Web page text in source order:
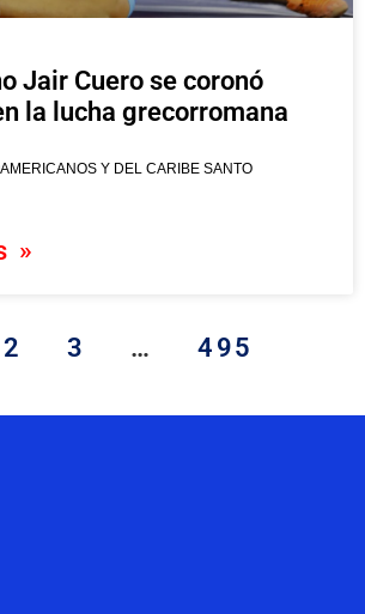
Jair Cuero se coronó
la lucha grecorromana
Y DEL CARIBE SANTO
»
2 3 … 495